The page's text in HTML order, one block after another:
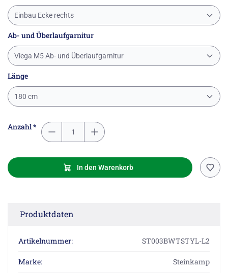
Einbau Ecke rechts
Ab- und Überlaufgarnitur
Viega M5 Ab- und Überlaufgarnitur
Länge
180 cm
Anzahl *
In den Warenkorb
Produktdaten
Artikelnummer: ST003BWTSTYL-L2
Marke: Steinkamp